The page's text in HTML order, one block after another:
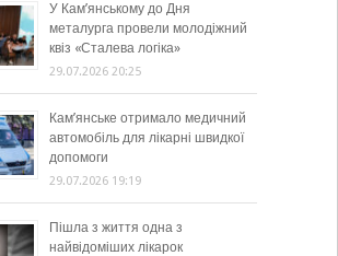
У Кам’янському до Дня
металурга провели молодіжний
квіз «Сталева логіка»
29.07.2026 20:25
Кам’янське отримало медичний
автомобіль для лікарні швидкої
допомоги
29.07.2026 19:19
Пішла з життя одна з
найвідоміших лікарок